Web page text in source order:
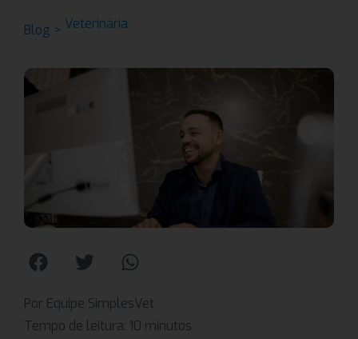
Blog > Veterinária
Por Equipe SimplesVet
Tempo de leitura: 10 minutos